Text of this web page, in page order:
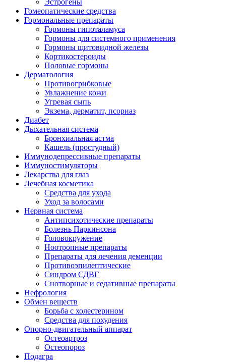
Эстрогены
Гомеопатические средства
Гормональные препараты
Гормоны гипоталамуса
Гормоны для системного применения
Гормоны щитовидной железы
Кортикостероиды
Половые гормоны
Дерматология
Противогрибковые
Увлажнение кожи
Угревая сыпь
Экзема, дерматит, псориаз
Диабет
Дыхательная система
Бронхиальная астма
Кашель (простудный)
Иммунодепрессивные препараты
Иммуностимуляторы
Лекарства для глаз
Лечебная косметика
Средства для ухода
Уход за волосами
Нервная система
Антипсихотические препараты
Болезнь Паркинсона
Головокружение
Ноотропные препараты
Препараты для лечения деменции
Противоэпилептические
Синдром СДВГ
Снотворные и седативные препараты
Нефрология
Обмен веществ
Борьба с холестерином
Средства для похудения
Опорно-двигательный аппарат
Остеоартроз
Остеопороз
Подагра